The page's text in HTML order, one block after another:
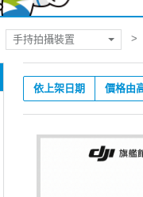
手持拍攝裝置
依上架日期 價格由